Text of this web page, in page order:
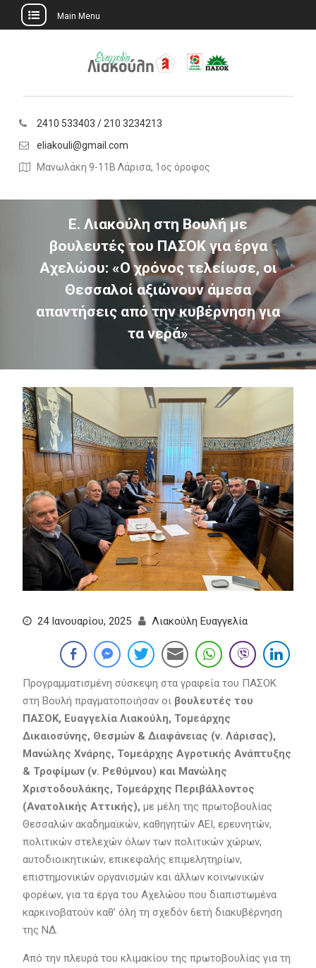
Main Menu
2410 533403 / 210 3234213
eliakouli@gmail.com
Μανωλάκη 9-11Β Λάρισα, 1ος όροφος
Ε. Λιακούλη στη Βουλή με
βουλευτές του ΠΑΣΟΚ για έργα
Αχελώου: «Ο χρόνος τελείωσε, οι
Θεσσαλοί αξιώνουν άμεσα
απαντήσεις από την κυβέρνηση για
τα νερά»
24 Ιανουαρίου, 2025 Λιακούλη Ευαγγελία
Προγραμματισμένη σύσκεψη στα γραφεία του ΠΑΣΟΚ
στη Βουλή πραγματοποιήσαν οι βουλευτές του
ΠΑΣΟΚ, Ευαγγελία Λιακούλη, Τομεάρχης
Δικαιοσύνης, Θεσμών & Διαφάνειας (ν. Λάρισας),
Μανώλης Χνάρης, Τομεάρχης Αγροτικής Ανάπτυξης
& Τροφίμων (ν. Ρεθύμνου) και Μανώλης
Χριστοδουλάκης, Τομεάρχης Περιβάλλοντος
(Ανατολικής Αττικής), με μέλη της πρωτοβουλίας
Θεσσαλών ακαδημαϊκών, καθηγητών ΑΕΙ, ερευνητών,
πολιτικών στελεχών όλων των πολιτικών χώρων,
αυτοδιοικητικών, επικεφαλής επιμελητηρίων,
επιστημονικών οργανισμών και άλλων κοινωνικών
φορέων, για τα έργα του Αχελώου που διαπιστωμένα
καρκινοβατούν καθ’ όλη τη σχεδόν 6ετή διακυβέρνηση
της ΝΔ.
Από την πλευρά του κλιμακίου της πρωτοβουλίας για τη